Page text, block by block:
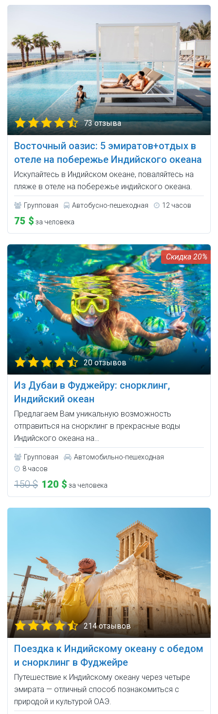
73 отзыва
Восточный оазис: 5 эмиратов+отдых в
отеле на побережье Индийского океана
Искупайтесь в Индийском океане, поваляйтесь на
пляже в отеле на побережье индийского океана.
Групповая Автобусно-пешеходная 12 часов
75 $ за человека
20%
20 отзывов
Из Дубаи в Фуджейру: снорклинг,
Индийский океан
Предлагаем Вам уникальную возможность
отправиться на снорклинг в прекрасные воды
Индийского океана на…
Групповая
Автомобильно-пешеходная
8 часов
150 $ 120 $ за человека
214 отзывов
Поездка к Индийскому океану с обедом
и снорклинг в Фуджейре
Путешествие к Индийскому океану через четыре
эмирата — отличный способ познакомиться с
природой и культурой ОАЭ.